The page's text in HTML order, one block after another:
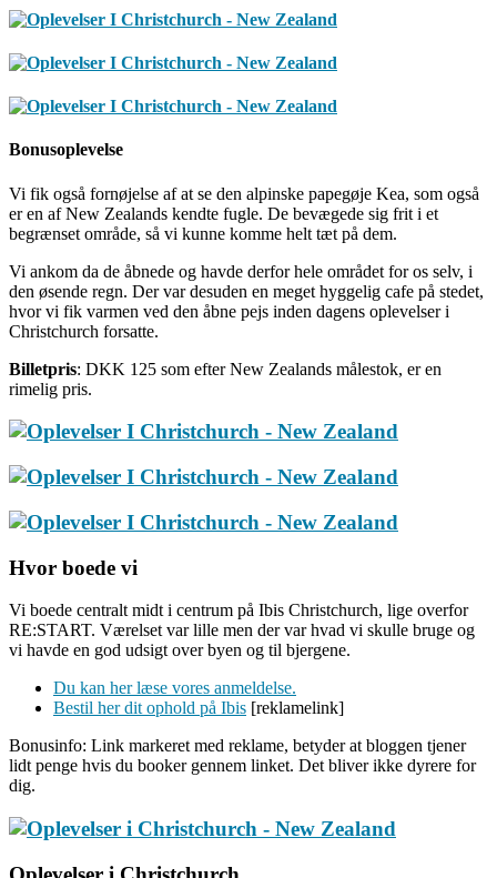
Bonusoplevelse
Vi fik også fornøjelse af at se den alpinske papegøje Kea, som også
er en af New Zealands kendte fugle. De bevægede sig frit i et
begrænset område, så vi kunne komme helt tæt på dem.
Vi ankom da de åbnede og havde derfor hele området for os selv, i
den øsende regn. Der var desuden en meget hyggelig cafe på stedet,
hvor vi fik varmen ved den åbne pejs inden dagens oplevelser i
Christchurch forsatte.
Billetpris: DKK 125 som efter New Zealands målestok, er en
rimelig pris.
Hvor boede vi
Vi boede centralt midt i centrum på Ibis Christchurch, lige overfor
RE:START. Værelset var lille men der var hvad vi skulle bruge og
vi havde en god udsigt over byen og til bjergene.
Du kan her læse vores anmeldelse.
Bestil her dit ophold på Ibis [reklamelink]
Bonusinfo: Link markeret med reklame, betyder at bloggen tjener
lidt penge hvis du booker gennem linket. Det bliver ikke dyrere for
dig.